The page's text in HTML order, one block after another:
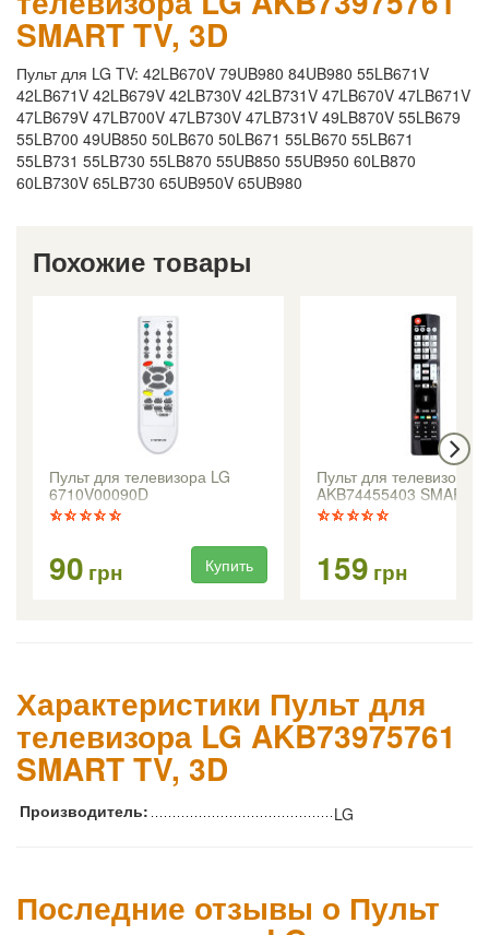
SMART TV, 3D
Пульт для LG TV: 42LB670V 79UB980 84UB980 55LB671V
42LB671V 42LB679V 42LB730V 42LB731V 47LB670V 47LB671V
47LB679V 47LB700V 47LB730V 47LB731V 49LB870V 55LB679
55LB700 49UB850 50LB670 50LB671 55LB670 55LB671
55LB731 55LB730 55LB870 55UB850 55UB950 60LB870
60LB730V 65LB730 65UB950V 65UB980
Похожие товары
Пульт для телевизора LG
6710V00090D
90 грн Купить
Пульт для телевизора
AKB74455403 SMART
159 грн
Характеристики Пульт для
телевизора LG AKB73975761
SMART TV, 3D
Производитель: LG
Последние отзывы о Пульт